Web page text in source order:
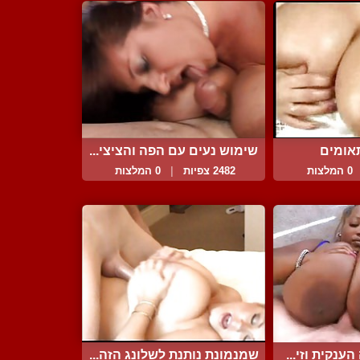
0 המלצות
שימוש נעים עם הפה והציצי...
2482 צפיות 0 המלצות
וזי... שמנמונת נותנת לשלונג הזה...